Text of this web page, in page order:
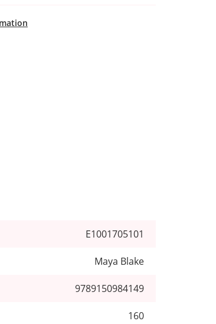
E1001705101
Maya Blake
9789150984149
160